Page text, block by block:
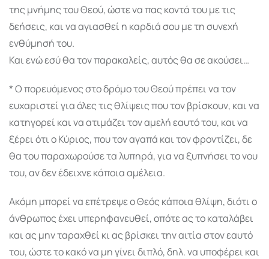
της μνήμης του Θεού, ώστε να πας κοντά του με τις
δεήσεις, και να αγιασθεί η καρδιά σου με τη συνεχή
ενθύμησή του.
Και ενώ εσύ θα τον παρακα­λείς, αυτός θα σε ακούσει…
* Ο πορευόμενος στο δρόμο του Θεού πρέπει να τον
ευχαριστεί για όλες τις θλίψεις που τον βρί­σκουν, και να
κατηγορεί και να ατιμάζει τον αμελή εαυτό του, και να
ξέρει ότι ο Κύριος, που τον αγα­πά και τον φροντίζει, δε
θα του παραχωρούσε τα λυπηρά, για να ξυπνήσει το νου
του, αν δεν έδειχνε κάποια αμέλεια.
Ακόμη μπορεί να επέτρεψε ο Θεός κάποια θλίψη, διότι ο
άνθρωπος έχει υπερηφανευθεί, οπότε ας το καταλάβει
και ας μην ταραχθεί κι ας βρίσκει την αιτία στον εαυτό
του, ώστε το κακό να μη γίνει διπλό, δηλ. να υποφέρει και